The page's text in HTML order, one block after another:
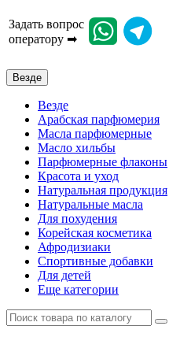
Задать вопрос
оператору ➡
Везде
Везде
Арабская парфюмерия
Масла парфюмерные
Масло хильбы
Парфюмерные флаконы
Красота и уход
Натуральная продукция
Натуральные масла
Для похудения
Корейская косметика
Афродизиаки
Спортивные добавки
Для детей
Еще категории